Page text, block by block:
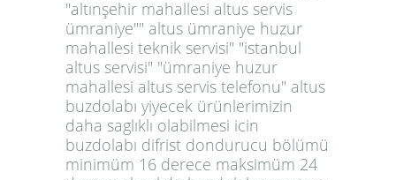
"altınşehir mahallesi altus servis
ümraniye"" altus ümraniye huzur
mahallesi teknik servisi" "istanbul
altus servisi" "ümraniye huzur
mahallesi altus servis telefonu" altus
buzdolabı yiyecek ürünlerimizin
daha saglıklı olabilmesi icin
buzdolabı difrist dondurucu bölümü
minimüm 16 derece maksimüm 24